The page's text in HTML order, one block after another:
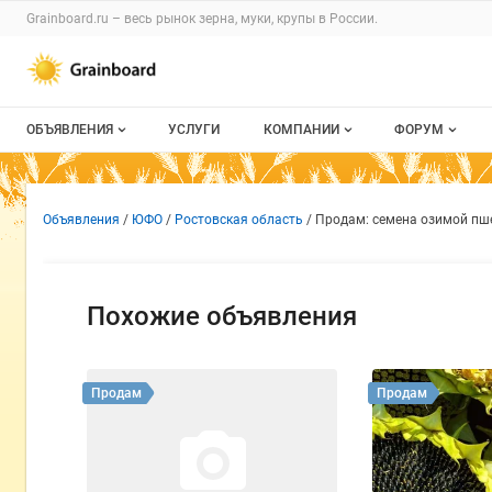
Раздел навигации по сайту grainboard.ru
Grainboard.ru – весь рынок зерна, муки, крупы в России.
Авторизация и меню пользователя
Навигация по разделам сайта grainboard.ru
ОБЪЯВЛЕНИЯ
Все объявления
Мои объявления
УСЛУГИ КОМПАНИИ
О каталоге компаний
Каталог компаний
Платное размещение
ФОРУМ
Все темы
Избранные
Объявление: Продам:
Информация о объявлении
Навигация и управление
Объявления ЮФО Ростовская область Продам: семена озимой
Похожие объявления
Продам Продам